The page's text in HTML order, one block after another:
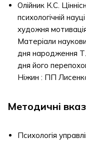
Олійник К.С.
психологічній
художня
Матеріали
дня народження
дня його
Ніжин : ПП
Методичні
Психологія